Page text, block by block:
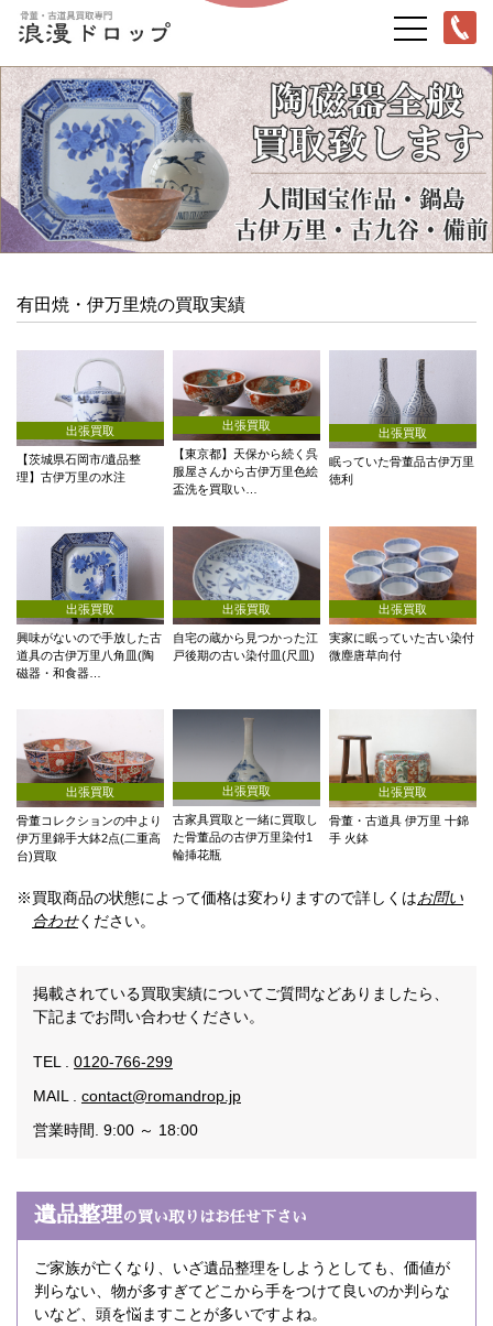
有田焼・伊万里焼の買取実績
出張買取
【茨城県石岡市/遺品整
理】古伊万里の水注
出張買取
【東京都】天保から続く呉
服屋さんから古伊万里色絵
盃洗を買取い…
出張買取
眠っていた骨董品古伊万里
徳利
出張買取
興味がないので手放した古
道具の古伊万里八角皿(陶
磁器・和食器…
出張買取
自宅の蔵から見つかった江
戸後期の古い染付皿(尺皿)
出張買取
実家に眠っていた古い染付
微塵唐草向付
出張買取
骨董コレクションの中より
伊万里錦手大鉢2点(二重高
台)買取
出張買取
古家具買取と一緒に買取し
た骨董品の古伊万里染付1
輪挿花瓶
出張買取
骨董・古道具 伊万里 十錦
手 火鉢
※買取商品の状態によって価格は変わりますので詳しくはお問い
合わせください。
掲載されている買取実績についてご質問などありましたら、
下記までお問い合わせください。
TEL . 0120-766-299
MAIL . contact@romandrop.jp
営業時間. 9:00 ～ 18:00
遺品整理の買い取りはお任せ下さい
ご家族が亡くなり、いざ遺品整理をしようとしても、価値が
判らない、物が多すぎてどこから手をつけて良いのか判らな
いなど、頭を悩ますことが多いですよね。